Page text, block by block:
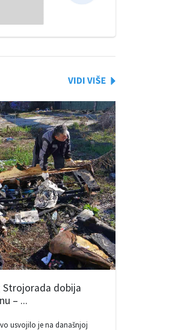
Strojorada dobija
– ...
usvojilo je na današnjoj